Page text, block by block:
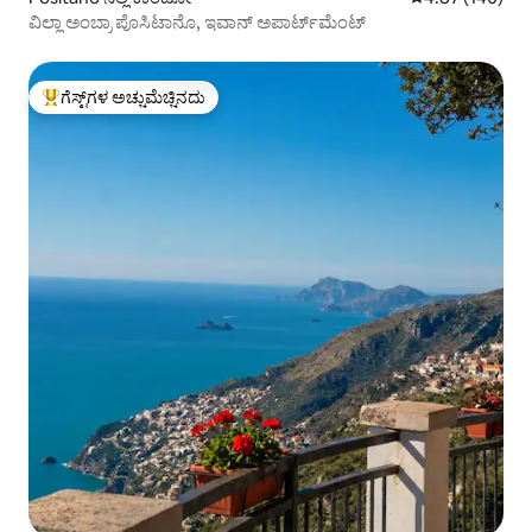
ವಿಲ್ಲಾ ಅಂಬ್ರಾ ಪೊಸಿಟಾನೊ, ಇವಾನ್ ಅಪಾರ್ಟ್‌ಮೆಂಟ್
ಗೆಸ್ಟ್‌ಗಳಿಗೆ ಅತಿ ಹೆಚ್ಚು ಅಚ್ಚುಮೆಚ್ಚಿನದು
ಗೆಸ್ಟ್‌ಗಳ ಅಚ್ಚುಮೆಚ್ಚಿನದು